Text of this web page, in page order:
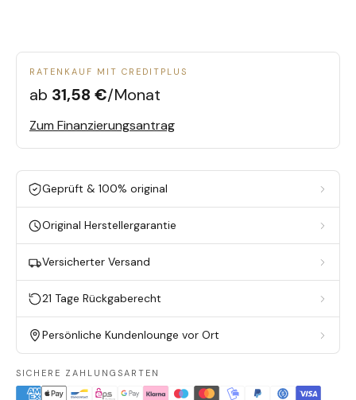
RATENKAUF MIT CREDITPLUS
ab 31,58 €/Monat
Zum Finanzierungsantrag
Geprüft & 100% original
Original Herstellergarantie
Versicherter Versand
21 Tage Rückgaberecht
Persönliche Kundenlounge vor Ort
SICHERE ZAHLUNGSARTEN